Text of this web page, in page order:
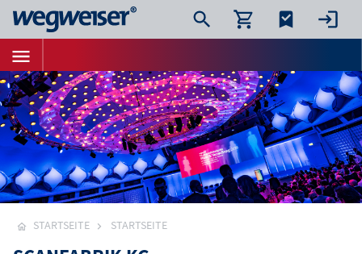
STARTSEITE STARTSEITE